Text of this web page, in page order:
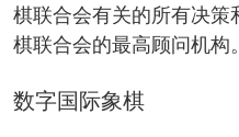
棋联合会有关的所有决策
棋联合会的最高顾问机构。
数字国际象棋